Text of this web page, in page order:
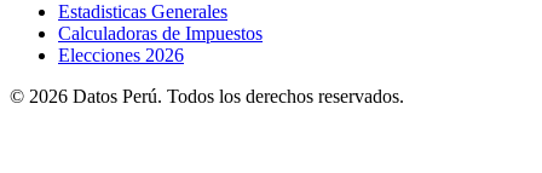
Estadisticas Generales
Calculadoras de Impuestos
Elecciones 2026
© 2026 Datos Perú. Todos los derechos reservados.